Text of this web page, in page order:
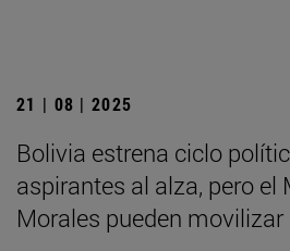
21 | 08 | 2025
Bolivia estrena ciclo
aspirantes al alza, pero el
Morales pueden movilizar